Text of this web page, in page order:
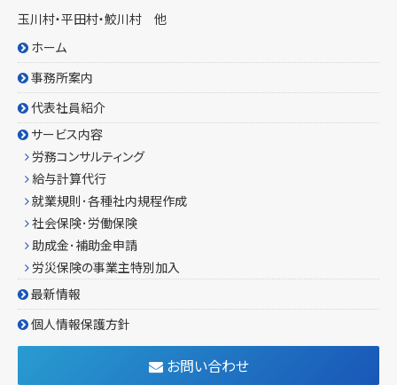
玉川村・平田村・鮫川村 他
ホーム
事務所案内
代表社員紹介
サービス内容
労務コンサルティング
給与計算代行
就業規則･各種社内規程作成
社会保険･労働保険
助成金･補助金申請
労災保険の事業主特別加入
最新情報
個人情報保護方針
お問い合わせ